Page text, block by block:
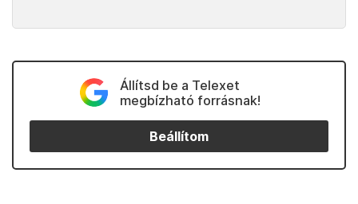
Állítsd be a Telexet
megbízható forrásnak!
Beállítom